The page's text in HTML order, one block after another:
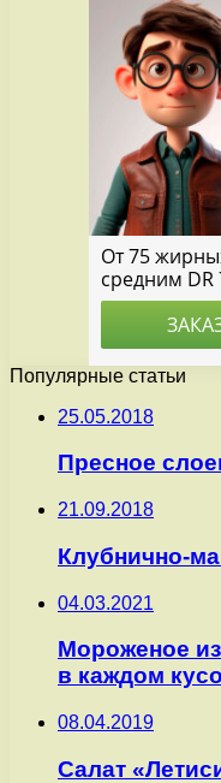
Популярные статьи
25.05.2018
Пресное
21.09.2018
Клубнично-
04.03.2021
Мороженое
в каждом
08.04.2019
Салат